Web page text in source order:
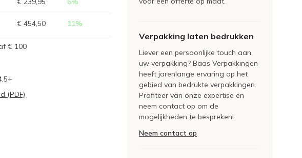
€ 454,50 11%
€ 100
(PDF)
Verpakking laten bedrukken
Liever een persoonlijke touch aan
uw verpakking? Baas Verpakkingen
heeft jarenlange ervaring op het
gebied van bedrukte verpakkingen.
Profiteer van onze expertise en
neem contact op om de
mogelijkheden te bespreken!
Neem contact op